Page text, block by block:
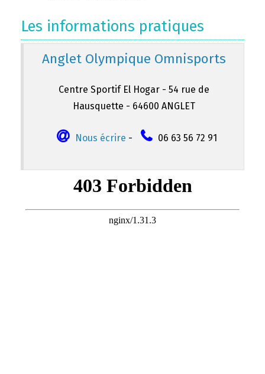
Les informations pratiques
Anglet Olympique Omnisports
Centre Sportif El Hogar - 54 rue de
Hausquette - 64600 ANGLET
Nous écrire - 06 63 56 72 91